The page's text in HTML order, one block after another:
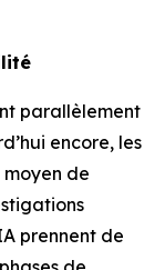
parallèlement
encore, les
de
prennent de